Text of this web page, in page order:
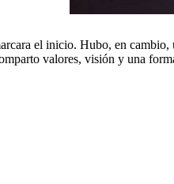
el inicio. Hubo, en cambio,
valores, visión y una